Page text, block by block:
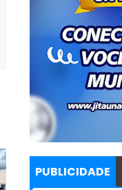
PUBLICIDADE